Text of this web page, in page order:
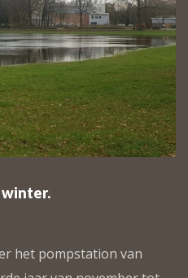
het pompstation van